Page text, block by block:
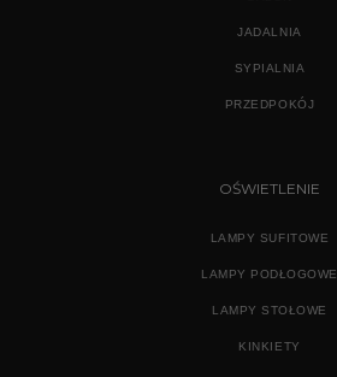
JADALNIA
SYPIALNIA
PRZEDPOKÓJ
OŚWIETLENIE
LAMPY SUFITOWE
LAMPY PODŁOGOWE
LAMPY STOŁOWE
KINKIETY